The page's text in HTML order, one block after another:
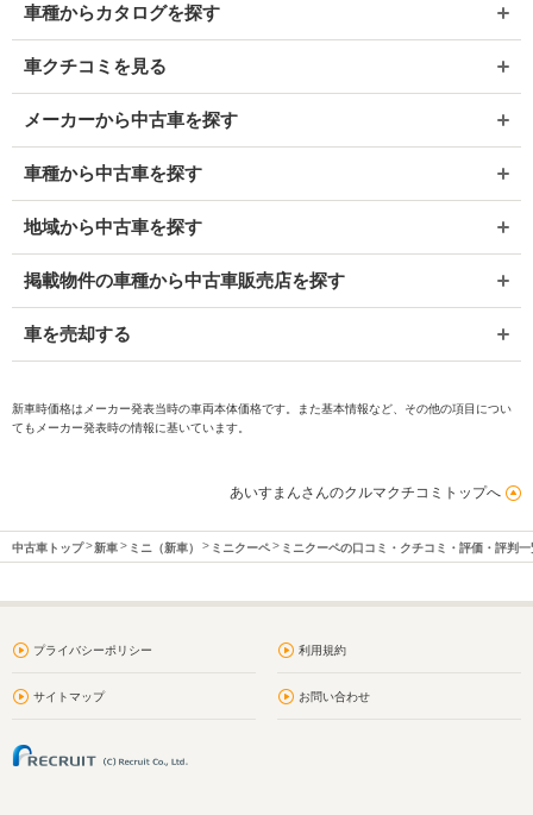
車種からカタログを探す
車クチコミを見る
メーカーから中古車を探す
車種から中古車を探す
地域から中古車を探す
掲載物件の車種から中古車販売店を探す
車を売却する
新車時価格はメーカー発表当時の車両本体価格です。また基本情報など、その他の項目につい
てもメーカー発表時の情報に基いています。
あいすまんさんのクルマクチコミトップへ
中古車トップ 新車 ミニ（新車） ミニクーペ ミニクーペの口コミ・クチコミ・評価・評判一
プライバシーポリシー 利用規約
サイトマップ お問い合わせ